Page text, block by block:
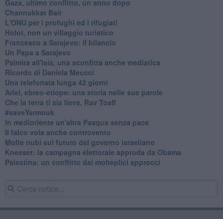
Gaza, ultimo conflitto, un anno dopo
Channukkat Bait
L'ONU per i profughi ed i rifugiati
Holot, non un villaggio turistico
Francesco a Sarajevo: il bilancio
Un Papa a Sarajevo
Palmira all'Isis, una sconfitta anche mediatica
Ricordo di Daniela Meucci
​Una telefonata lunga 42 giorni
​Ariel, ebreo-etiope: una storia nelle sue parole
Che la terra ti sia lieve, Rav Toaff
​#saveYarmouk
​In medioriente un'altra Pasqua senza pace
​Il falco vola anche controvento
Molte nubi sul futuro del governo israeliano
Knesset: la campagna elettorale approda da Obama
Palestina: un conflitto dai molteplici approcci